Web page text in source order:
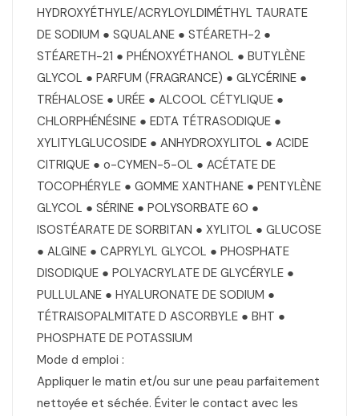
HYDROXYÉTHYLE/ACRYLOYLDIMÉTHYL TAURATE
DE SODIUM ● SQUALANE ● STÉARETH-2 ●
STÉARETH-21 ● PHÉNOXYÉTHANOL ● BUTYLÈNE
GLYCOL ● PARFUM (FRAGRANCE) ● GLYCÉRINE ●
TRÉHALOSE ● URÉE ● ALCOOL CÉTYLIQUE ●
CHLORPHÉNÉSINE ● EDTA TÉTRASODIQUE ●
XYLITYLGLUCOSIDE ● ANHYDROXYLITOL ● ACIDE
CITRIQUE ● o-CYMEN-5-OL ● ACÉTATE DE
TOCOPHÉRYLE ● GOMME XANTHANE ● PENTYLÈNE
GLYCOL ● SÉRINE ● POLYSORBATE 60 ●
ISOSTÉARATE DE SORBITAN ● XYLITOL ● GLUCOSE
● ALGINE ● CAPRYLYL GLYCOL ● PHOSPHATE
DISODIQUE ● POLYACRYLATE DE GLYCÉRYLE ●
PULLULANE ● HYALURONATE DE SODIUM ●
TÉTRAISOPALMITATE D ASCORBYLE ● BHT ●
PHOSPHATE DE POTASSIUM
Mode d emploi :
Appliquer le matin et/ou sur une peau parfaitement
nettoyée et séchée. Éviter le contact avec les